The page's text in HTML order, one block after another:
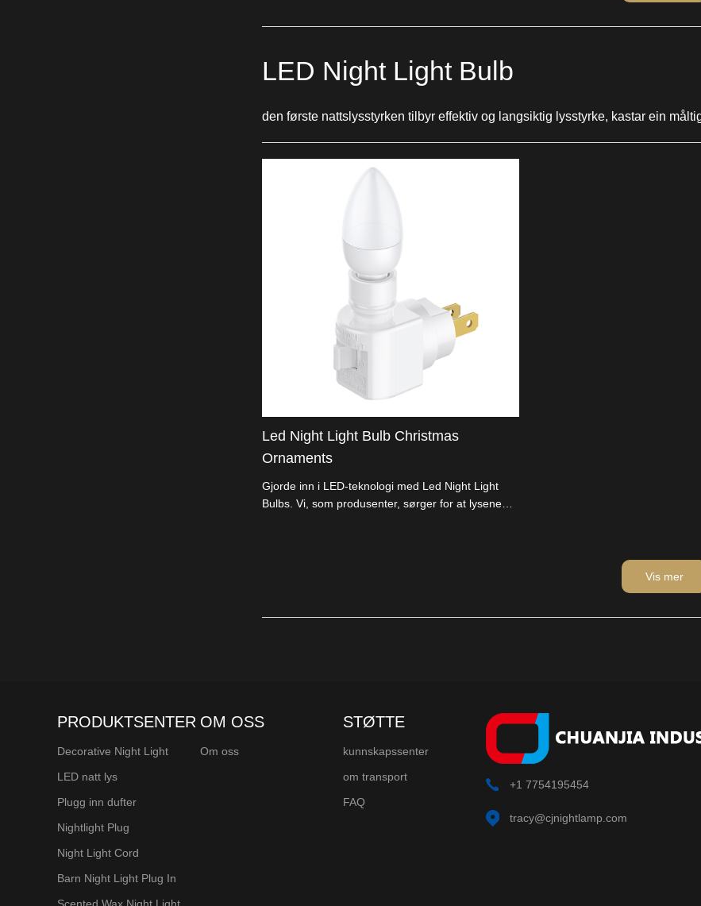
LED Night Light Bulb
den første nattslysstyrken tilbyr effektiv og langsiktig lysstyrke, kastar ein
Led Night Light Bulb Christmas
Ornaments
Gjorde inn i LED-teknologi med Led Night Light
Bulbs. Vi, som produsenter, sørger for at lysene
Vis mer
PRODUKTSENTER
Decorative Night Light
LED natt lys
Plugg inn dufter
Nightlight Plug
Night Light Cord
Barn Night Light Plug In
OM OSS
Om oss
STØTTE
kunnskapssenter
om transport
FAQ
+1 7754195454
tracy@cjnightlamp.com